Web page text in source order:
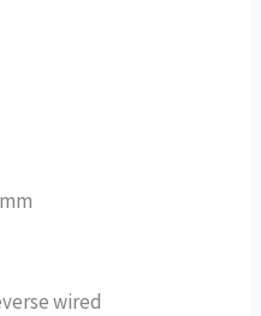
wired